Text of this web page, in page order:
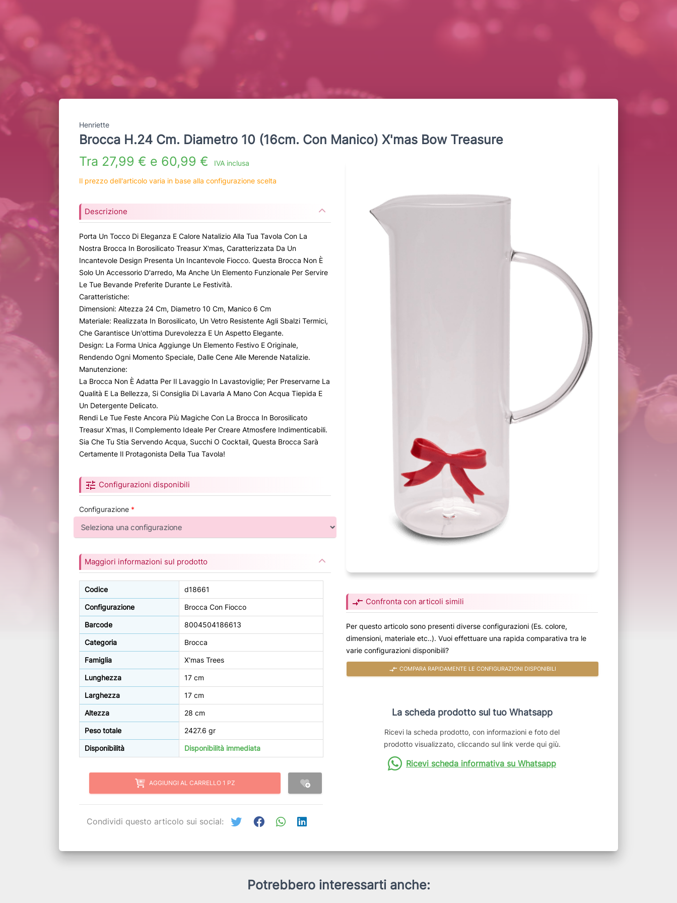
Henriette
Brocca H.24 Cm. Diametro 10 (16cm. Con Manico) X'mas Bow Treasure
Tra 27,99 € e 60,99 €
IVA inclusa
Il prezzo dell'articolo varia in base alla configurazione scelta
Descrizione
Porta Un Tocco Di Eleganza E Calore Natalizio Alla Tua Tavola Con La
Nostra Brocca In Borosilicato Treasur X'mas, Caratterizzata Da Un
Incantevole Design Presenta Un Incantevole Fiocco. Questa Brocca Non È
Solo Un Accessorio D'arredo, Ma Anche Un Elemento Funzionale Per Servire
Le Tue Bevande Preferite Durante Le Festività.
Caratteristiche:
Dimensioni: Altezza 24 Cm, Diametro 10 Cm, Manico 6 Cm
Materiale: Realizzata In Borosilicato, Un Vetro Resistente Agli Sbalzi Termici,
Che Garantisce Un'ottima Durevolezza E Un Aspetto Elegante.
Design: La Forma Unica Aggiunge Un Elemento Festivo E Originale,
Rendendo Ogni Momento Speciale, Dalle Cene Alle Merende Natalizie.
Manutenzione:
La Brocca Non È Adatta Per Il Lavaggio In Lavastoviglie; Per Preservarne La
Qualità E La Bellezza, Si Consiglia Di Lavarla A Mano Con Acqua Tiepida E
Un Detergente Delicato.
Rendi Le Tue Feste Ancora Più Magiche Con La Brocca In Borosilicato
Treasur X'mas, Il Complemento Ideale Per Creare Atmosfere Indimenticabili.
Sia Che Tu Stia Servendo Acqua, Succhi O Cocktail, Questa Brocca Sarà
Certamente Il Protagonista Della Tua Tavola!
tune Configurazioni disponibili
Configurazione *
Maggiori informazioni sul prodotto
Codice d18661
Configurazione Brocca Con Fiocco
Barcode 8004504186613
Categoria Brocca
Famiglia X'mas Trees
Lunghezza 17 cm
Larghezza 17 cm
Altezza 28 cm
Peso totale 2427.6 gr
Disponibilità Disponibilità immediata
AGGIUNGI AL CARRELLO 1 PZ
Condividi questo articolo sui social:
compare_arrows Confronta con articoli simili
Per questo articolo sono presenti diverse configurazioni (Es. colore,
dimensioni, materiale etc..). Vuoi effettuare una rapida comparativa tra le
varie configurazioni disponibili?
compare_arrows COMPARA RAPIDAMENTE LE CONFIGURAZIONI DISPONIBILI
La scheda prodotto sul tuo Whatsapp
Ricevi la scheda prodotto, con informazioni e foto del
prodotto visualizzato, cliccando sul link verde qui giù.
Ricevi scheda informativa su Whatsapp
Potrebbero interessarti anche: